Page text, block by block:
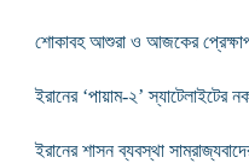
শোকাবহ আশুরা ও আজকের
ইরানের ‘পায়াম-২’ স্যাটেলাইটের
ইরানের শাসন ব্যবস্থা